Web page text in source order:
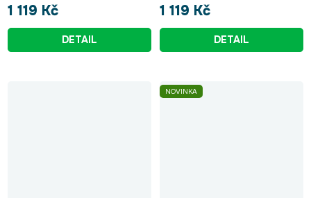
1 119 Kč
DETAIL
1 119 Kč
DETAIL
NOVINKA